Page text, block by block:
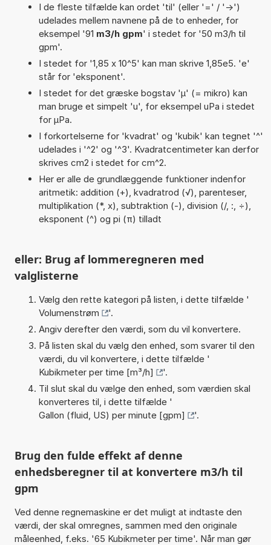
I de fleste tilfælde kan ordet 'til' (eller '=' / '->')
udelades mellem navnene på de to enheder, for
eksempel '91 m3/h gpm' i stedet for '50 m3/h til
gpm'.
I stedet for '1,85 x 10^5' kan man skrive 1,85e5. 'e'
står for 'eksponent'.
I stedet for det græske bogstav 'µ' (= mikro) kan
man bruge et simpelt 'u', for eksempel uPa i stedet
for µPa.
I forkortelserne for 'kvadrat' og 'kubik' kan tegnet '^'
udelades i '^2' og '^3'. Kvadratcentimeter kan derfor
skrives cm2 i stedet for cm^2.
Her er alle de grundlæggende funktioner indenfor
aritmetik: addition (+), kvadratrod (√), parenteser,
multiplikation (*, x), subtraktion (-), division (/, :, ÷),
eksponent (^) og pi (π) tilladt
eller: Brug af lommeregneren med
valglisterne
Vælg den rette kategori på listen, i dette tilfælde '
Volumenstrøm
'.
Angiv derefter den værdi, som du vil konvertere.
På listen skal du vælg den enhed, som svarer til den
værdi, du vil konvertere, i dette tilfælde '
Kubikmeter per time [m³/h]
'.
Til slut skal du vælge den enhed, som værdien skal
konverteres til, i dette tilfælde '
Gallon (fluid, US) per minute [gpm]
'.
Brug den fulde effekt af denne
enhedsberegner til at konvertere m3/h til
gpm
Ved denne regnemaskine er det muligt at indtaste den
værdi, der skal omregnes, sammen med den originale
måleenhed, f.eks. '65 Kubikmeter per time'. Når man gør